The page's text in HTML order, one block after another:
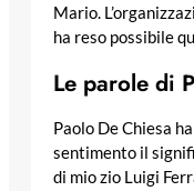
Mario.
ha reso possibile
Le parole di
Paolo De Chiesa
sentimento il
di mio zio Luigi